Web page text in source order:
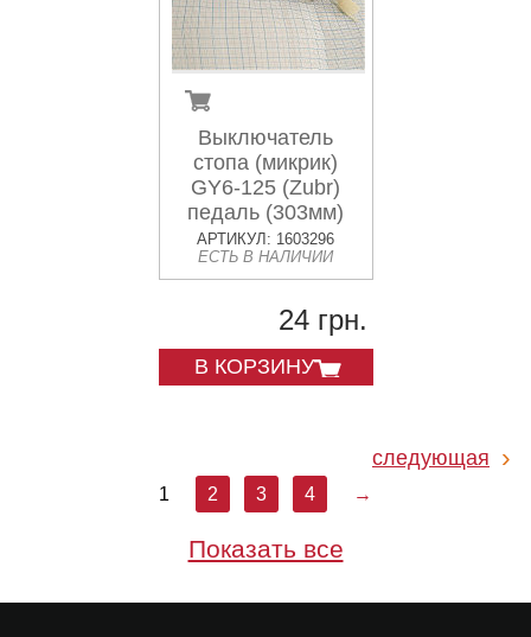
Выключатель
стопа (микрик)
GY6-125 (Zubr)
педаль (303мм)
АРТИКУЛ: 1603296
ЕСТЬ В НАЛИЧИИ
24 грн.
В КОРЗИНУ
следующая
1 2 3 4 →
Показать все